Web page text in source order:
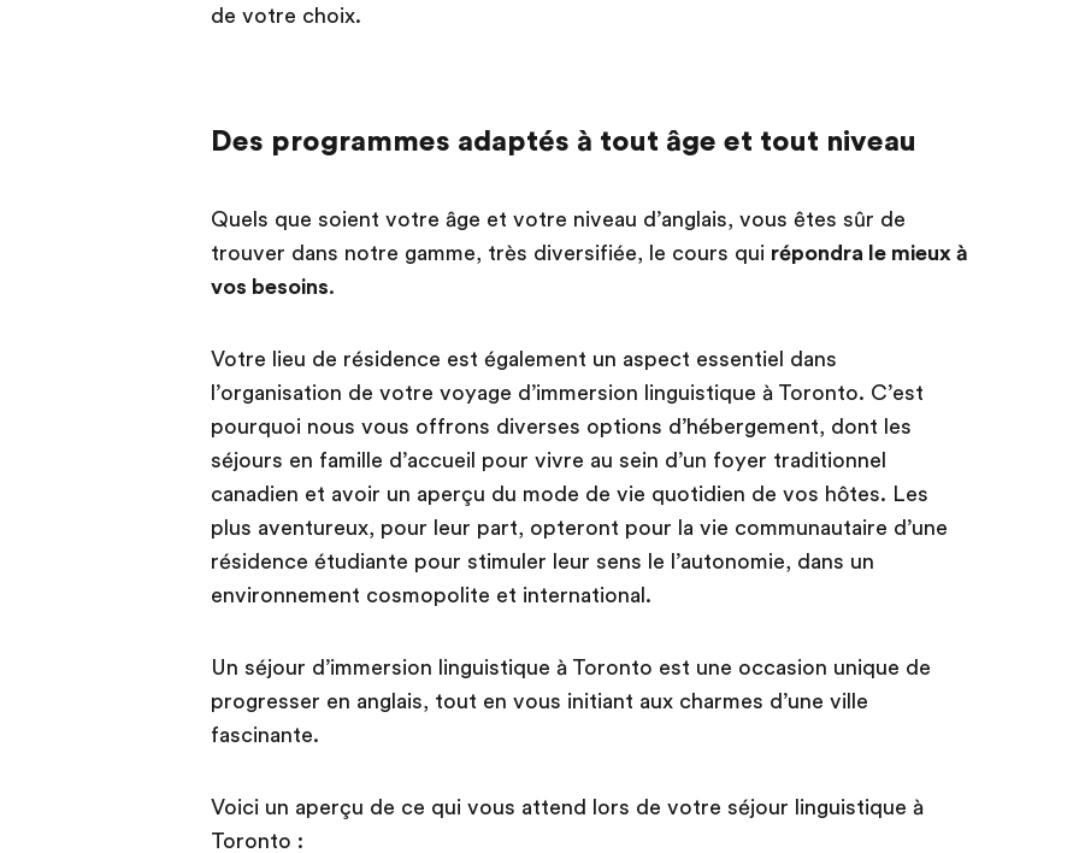
de votre choix.
Des programmes adaptés à tout âge et tout niveau
Quels que soient votre âge et votre niveau d’anglais, vous êtes sûr de
trouver dans notre gamme, très diversifiée, le cours qui répondra le mieux à
vos besoins.
Votre lieu de résidence est également un aspect essentiel dans
l’organisation de votre voyage d’immersion linguistique à Toronto. C’est
pourquoi nous vous offrons diverses options d’hébergement, dont les
séjours en famille d’accueil pour vivre au sein d’un foyer traditionnel
canadien et avoir un aperçu du mode de vie quotidien de vos hôtes. Les
plus aventureux, pour leur part, opteront pour la vie communautaire d’une
résidence étudiante pour stimuler leur sens le l’autonomie, dans un
environnement cosmopolite et international.
Un séjour d’immersion linguistique à Toronto est une occasion unique de
progresser en anglais, tout en vous initiant aux charmes d’une ville
fascinante.
Voici un aperçu de ce qui vous attend lors de votre séjour linguistique à
Toronto :